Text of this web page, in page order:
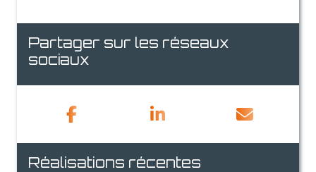
Partager sur les réseaux
sociaux
Réalisations récentes